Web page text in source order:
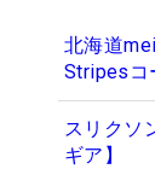
北海道
Stripesコ
スリクソ
ギア】